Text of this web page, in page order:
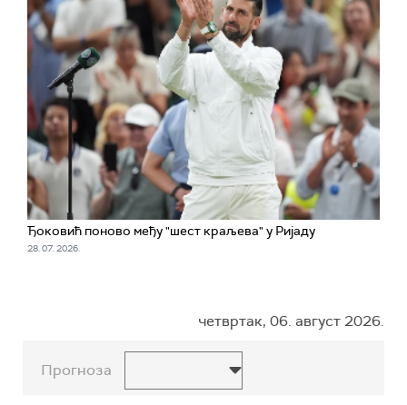
Ђоковић поново међу "шест краљева" у Ријаду
28. 07. 2026.
четвртак, 06. август 2026.
Прогноза